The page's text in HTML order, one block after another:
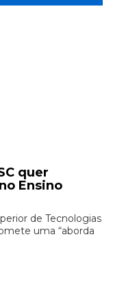
quer
Ensino
de Tecnologias
uma “aborda